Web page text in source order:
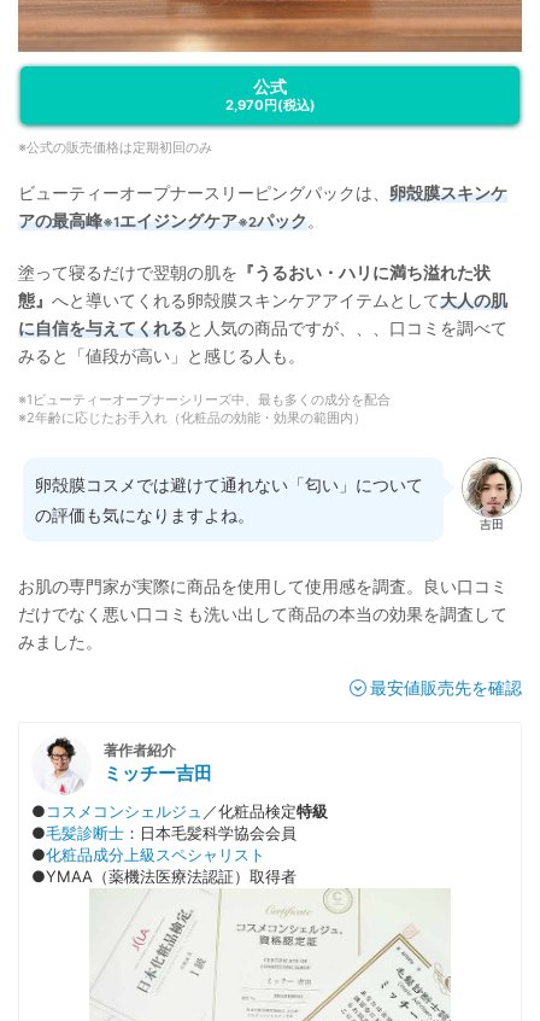
公式
2,970円(税込)
※公式の販売価格は定期初回のみ
ビューティーオープナースリーピングパックは、 卵殻膜スキンケ
アの最高峰※1エイジングケア※2パック。
塗って寝るだけで翌朝の肌を 『うるおい・ハリに満ち溢れた状
態』 へと導いてくれる卵殻膜スキンケアアイテムとして大人の肌
に自信を与えてくれると人気の商品ですが、、、口コミを調べて
みると「値段が高い」と感じる人も。
※1ビューティーオープナーシリーズ中、最も多くの成分を配合
※2年齢に応じたお手入れ（化粧品の効能・効果の範囲内）
吉田
卵殻膜コスメでは避けて通れない「匂い」について
の評価も気になりますよね。
お肌の専門家が実際に商品を使用して使用感を調査。良い口コミ
だけでなく悪い口コミも洗い出して商品の本当の効果を調査して
みました。
最安値販売先を確認
著作者紹介
ミッチー吉田
●コスメコンシェルジュ ／化粧品検定特級
●毛髪診断士 ：日本毛髪科学協会会員
●化粧品成分上級スペシャリスト
●YMAA（薬機法医療法認証）取得者